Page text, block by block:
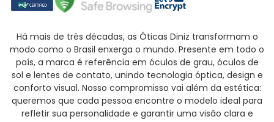
Há mais de três décadas, as Óticas Diniz transformam o
modo como o Brasil enxerga o mundo. Presente em todo o
país, a marca é referência em óculos de grau, óculos de
sol e lentes de contato, unindo tecnologia óptica, design e
conforto visual. Nosso compromisso vai além da estética:
queremos que cada pessoa encontre o modelo ideal para
refletir sua personalidade e garantir uma visão clara e